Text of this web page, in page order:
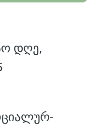
დღე,